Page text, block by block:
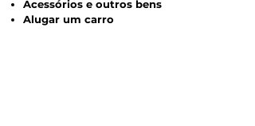
Acessórios e outros bens
Alugar um carro